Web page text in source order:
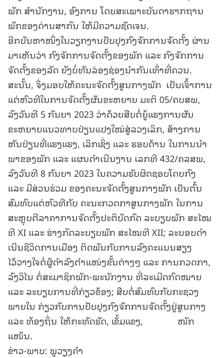
ພັກ ສໍານັກງານ, ອົງການ ໂດຍສະເພາະບັນດາຮາກຖານ
ພັກຂອງດ່ານສາກົນ ໃຫ້ມີຄວາມຊັດເຈນ.
ອີກບັນຫາໜຶ່ງໃນວຽກງານປັບປຸງກົງຈັກການຈັດຕັ້ງ ຜ່ານ
ມາເຫັນວ່າ ກົງຈັກການຈັດຕັ້ງຂອງພັກ ແລະ ກົງຈັກການ
ຈັດຕັ້ງຂອງລັດ ຍັງບໍ່ທັນລ່ອງຊ່ອງນໍາກັນເທົ່າທີ່ຄວນ.
ສະນັ້ນ, ຈຶ່ງມອບໃຫ້ຄະນະຈັດຕັ້ງສູນກາງພັກ ເປັນເຈົ້າການ
ແຕ່ຫົວທີໃນການຈັດຕັ້ງຜັນຂະຫຍາຍ ມະຕິ 05/ຄບສພ,
ລົງວັນທີ 5 ກັນຍາ 2023 ວ່າດ້ວຍສືບຕໍ່ຍູ້ແຮງການຜັນ
ຂະຫຍາຍແນວທາບປ່ຽນແປງໃໝ່ສູ່ລວງເລິກ, ສ້າງການ
ຫັນປ່ຽນທີ່ແຮງແຮງ, ເລິກເຊິ່ງ ແລະ ຮອບດ້ານ ໃນການນໍາ
ພາຂອງພັກ ແລະ ແຜນດໍາເນີນງານ ເລກທີ 432/ຄລສພ,
ລົງວັນທີ 8 ກັນຍາ 2023 ໃນຄວາມຮັບຜິດຊອບໂດຍກົງ
ແລະ ມີສ່ວນຮ່ວມ ຂອງຄະນະຈັດຕັ້ງສູນກາງພັກ ເປັນຕົ້ນ
ສົມທົບແຕ່ຫົວທີກັບ ຄະນະກວດກາສູນກາງພັກ ໃນການ
ສະຫຼຸບຕີລາຄາການຈັດຕັ້ງປະຕິບັດກົດ ລະບຽບພັກ ສະໄໝ
ທີ XI ແລະ ຮ່າງກົດລະບຽບພັກ ສະໄໝທີ XII; ລະບອບດໍາ
ເນີນຊີວິດການເມືອງ ຕິດພັນກັບການລົງຄະແນນສຽງ
ໄວ້ວາງໃຈຕໍ່ຜູ້ດໍາລົງຕໍາແໜ່ງຂັ້ນຕ່າງໆ ແລະ ການກວດກາ,
ລົງວິໄນ ຕໍ່ສະມາຊິກພັກ-ພະນັກງານ ທີ່ລະເມີດກົດໝາຍ
ແລະ ລະບຽບການທີ່ກ່ຽວຂ້ອງ; ສືບຕໍ່ສົມທົບກັບກະຊວງ
ພາຍໃນ ກ່ຽວກັບການປັບປຸງກົງຈັກການຈັດຕັ້ງຢູ່ສູນກາງ
ແລະ ທ້ອງຖິ່ນ ໃຫ້ກະທັດຮັດ, ເຂັ້ມແຂງ, ໜັກ
ແໜ້ນ.
ຂ່າວ-ພາບ: ພູວຽງຄຳ